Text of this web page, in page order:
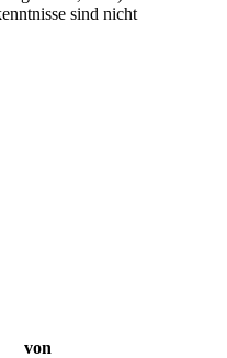
sind nicht
von